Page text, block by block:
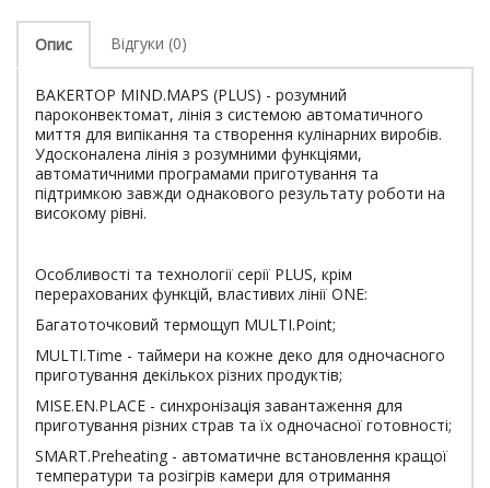
Опис Відгуки (0)
BAKERTOP MIND.MAPS (PLUS) - розумний
пароконвектомат, лінія з системою автоматичного
миття для випікання та створення кулінарних виробів.
Удосконалена лінія з розумними функціями,
автоматичними програмами приготування та
підтримкою завжди однакового результату роботи на
високому рівні.
Особливості та технології серії PLUS, крім
перерахованих функцій, властивих лінії ONE:
Багатоточковий термощуп MULTI.Point;
MULTI.Time - таймери на кожне деко для одночасного
приготування декількох різних продуктів;
MISE.EN.PLACE - синхронізація завантаження для
приготування різних страв та їх одночасної готовності;
SMART.Preheating - автоматичне встановлення кращої
температури та розігрів камери для отримання